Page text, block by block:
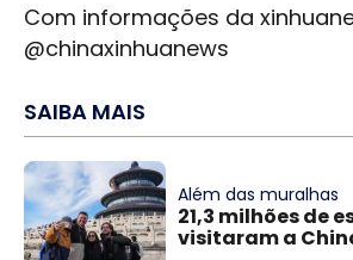
Com informações da
@chinaxinhuanews
SAIBA MAIS
Além das muralhas
21,3 milhões de
visitaram a